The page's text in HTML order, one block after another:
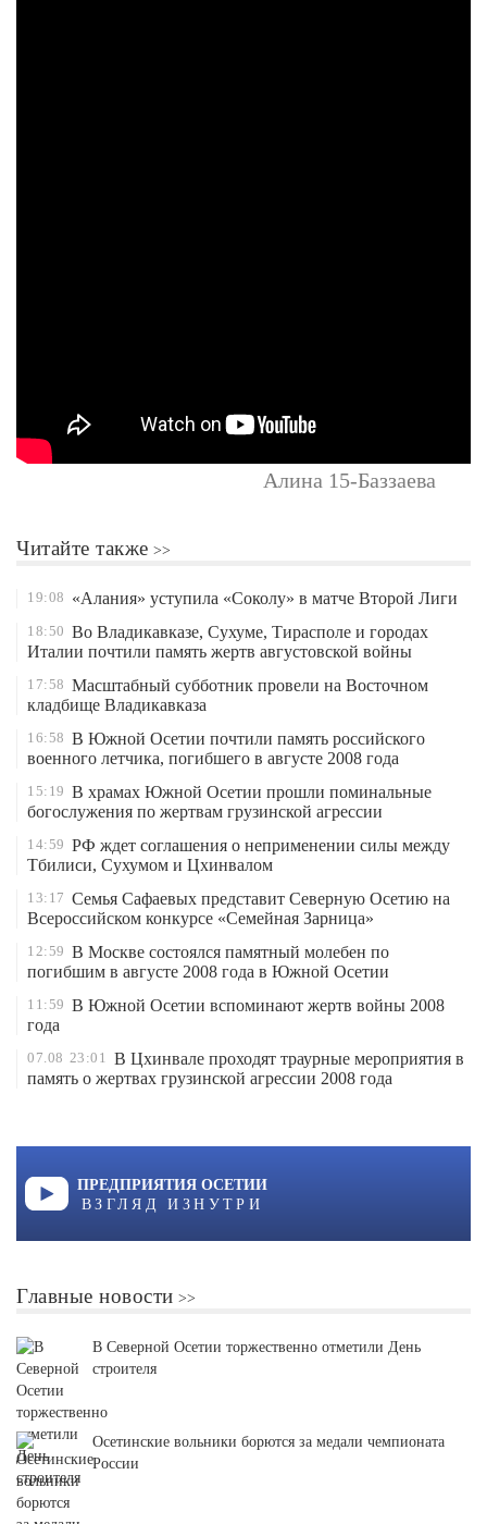
Алина 15-Баззаева
Читайте также
19:08 «Алания» уступила «Соколу» в матче Второй Лиги
18:50 Во Владикавказе, Сухуме, Тирасполе и городах
Италии почтили память жертв августовской войны
17:58 Масштабный субботник провели на Восточном
кладбище Владикавказа
16:58 В Южной Осетии почтили память российского
военного летчика, погибшего в августе 2008 года
15:19 В храмах Южной Осетии прошли поминальные
богослужения по жертвам грузинской агрессии
14:59 РФ ждет соглашения о неприменении силы между
Тбилиси, Сухумом и Цхинвалом
13:17 Семья Сафаевых представит Северную Осетию на
Всероссийском конкурсе «Семейная Зарница»
12:59 В Москве состоялся памятный молебен по
погибшим в августе 2008 года в Южной Осетии
11:59 В Южной Осетии вспоминают жертв войны 2008
года
07.08 23:01 В Цхинвале проходят траурные мероприятия в
память о жертвах грузинской агрессии 2008 года
ПРЕДПРИЯТИЯ ОСЕТИИ
ВЗГЛЯД ИЗНУТРИ
Главные новости
В Северной Осетии торжественно отметили День
строителя
Осетинские вольники борются за медали чемпионата
России